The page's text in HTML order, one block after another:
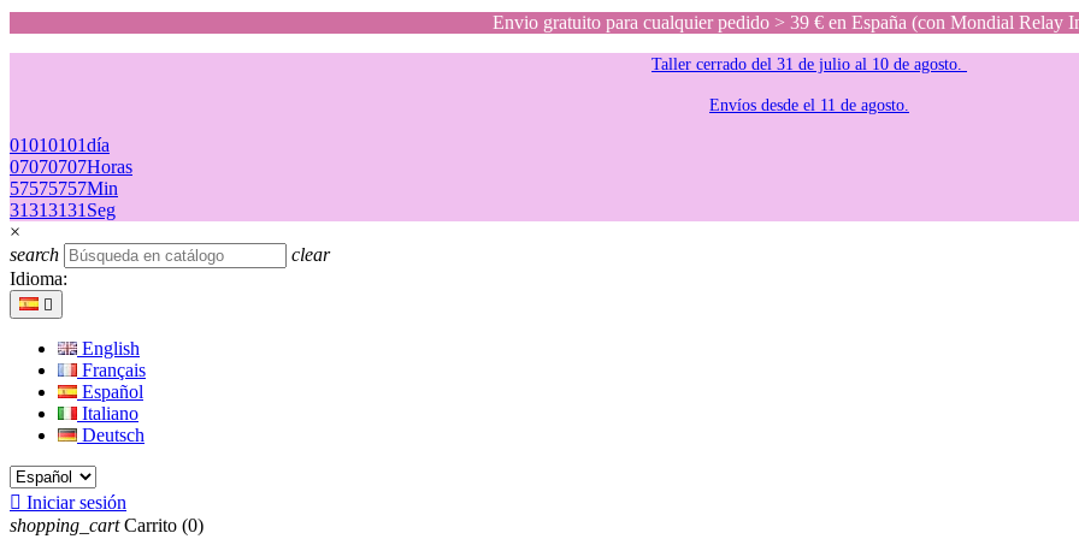
Envio gratuito para cualquier pedido > 39 € en España (con Mondial Relay
Taller cerrado del 31 de julio al 10 de agosto.
Envíos desde el 11 de agosto.
01010101día
07070707Horas
57575757Min
31313131 Seg
×
search
clear
Idioma:

English
Français
Español
Italiano
Deutsch
 Iniciar sesión
shopping_cart Carrito (0)